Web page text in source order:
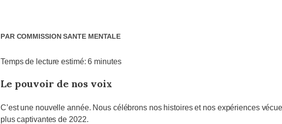
ParCommission Sante Mentale
Temps de lecture estimé:6 minutes
Le pouvoir de nos voix
C’est une nouvelle année. Nous célébrons nos histoires et nos expériences
plus captivantes de 2022.